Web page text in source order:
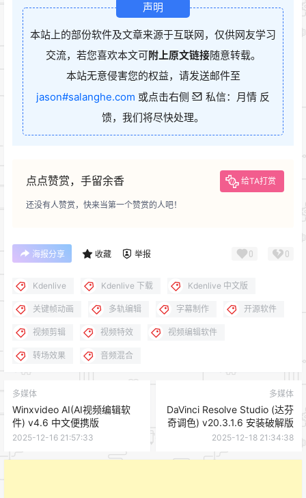
声明
本站上的部份软件及文章来源于互联网，仅供网友学习
交流，若您喜欢本文可附上原文链接随意转载。
本站无意侵害您的权益，请发送邮件至
jason#salanghe.com 或点击右侧
私信：月情 反
馈，我们将尽快处理。
点点赞赏，手留余香 给TA打赏
还没有人赞赏，快来当第一个赞赏的人吧！
海报分享 收藏 举报 0 0
Kdenlive Kdenlive 下载 Kdenlive 中文版
关键帧动画 多轨编辑 字幕制作 开源软件
视频剪辑 视频特效 视频编辑软件
转场效果 音频混合
多媒体
Winxvideo AI(AI视频编辑软
件) v4.6 中文便携版
2025-12-16 21:57:33
多媒体
DaVinci Resolve Studio (达芬
奇调色) v20.3.1.6 安装破解版
2025-12-18 21:34:38